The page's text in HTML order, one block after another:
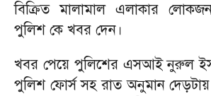
বিক্রিত মালামাল এলাকার
পুলিশ কে খবর দেন।
খবর পেয়ে পুলিশের এসআই নুরুল
পুলিশ ফোর্স সহ রাত অনুমান দেড়টায়